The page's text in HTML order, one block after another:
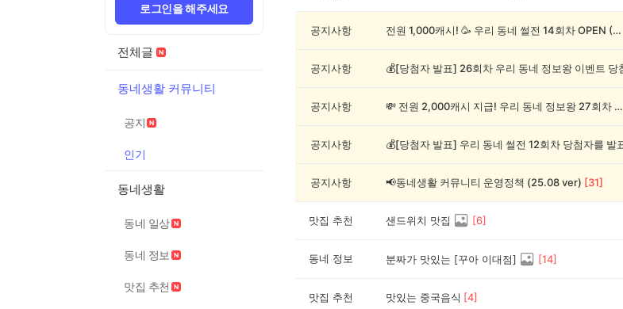
로그인을 해주세요
전체글
동네생활 커뮤니티
공지
인기
동네생활
동네 일상
동네 정보
맛집 추천
본
공지사항 전원 1,000캐시! 🥳 우리 동네 썰전 14회차 OPEN (~8/17)
공지사항
공지사항 💸 전원 2,000캐시 지급! 우리 동네 정보왕 27회차 (~8/10)
공지사항
공지사항 📢동네생활 커뮤니티 운영정책 (25.08 ver) [31]
맛집 추천 샌드위치 맛집 [6]
동네 정보 분짜가 맛있는 [꾸아 이대점] [14]
맛집 추천 맛있는 중국음식 [4]